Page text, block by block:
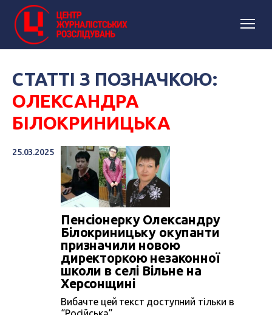
СТАТТІ З ПОЗНАЧКОЮ:
ОЛЕКСАНДРА
БІЛОКРИНИЦЬКА
25.03.2025
Пенсіонерку Олександру
Білокриницьку окупанти
призначили новою
директоркою незаконної
школи в селі Вільне на
Херсонщині
Вибачте цей текст доступний тільки в